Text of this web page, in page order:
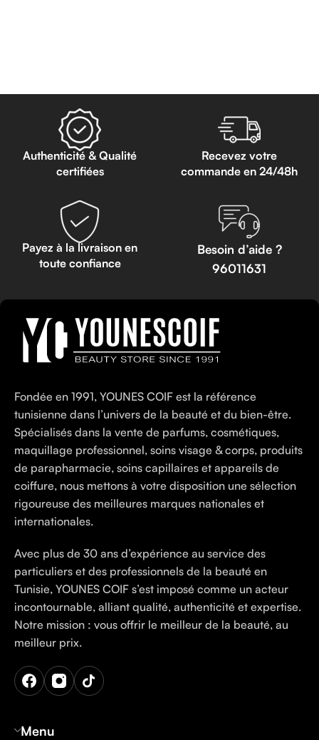
Authenticité & Qualité
certifiées
Recevez votre
commande en 24/48h
Payez à la livraison en
toute confiance
Besoin d’aide ?
96011631
Fondée en 1991, YOUNES COIF est la référence
tunisienne dans l’univers de la beauté et du bien-être.
Spécialisés dans la vente de parfums, cosmétiques,
maquillage professionnel, soins visage & corps, produits
de parapharmacie, soins capillaires et appareils de
coiffure, nous mettons à votre disposition une sélection
rigoureuse des meilleures marques nationales et
internationales.
Avec plus de 30 ans d’expérience au service des
particuliers et des professionnels de la beauté en
Tunisie, YOUNES COIF s’est imposé comme un acteur
incontournable, alliant qualité, authenticité et expertise.
Notre mission : vous offrir le meilleur de la beauté, au
meilleur prix.
Menu